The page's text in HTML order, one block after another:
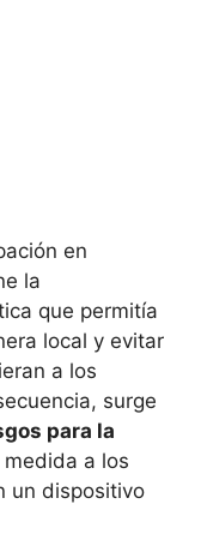
en
la
que permitía
local y evitar
a los
surge
para la
a los
un dispositivo